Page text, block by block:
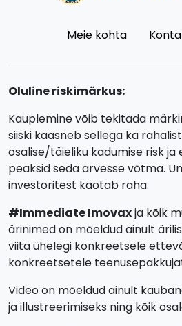
Meie kohta
Oluline riskimärkus:
Kauplemine võib tekitada
siiski kaasneb sellega ka
osalise/täieliku kadumise risk ja
peaksid seda arvesse võtma.
investoritest kaotab raha.
#Immediate Imovaxja kõik
ärinimed on mõeldud ainult
viita ühelegi konkreetsele
konkreetsetele
Video on mõeldud ainult
ja illustreerimiseks ning kõik